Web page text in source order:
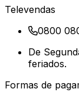
Televendas
0800
De
feriados.
Formas de